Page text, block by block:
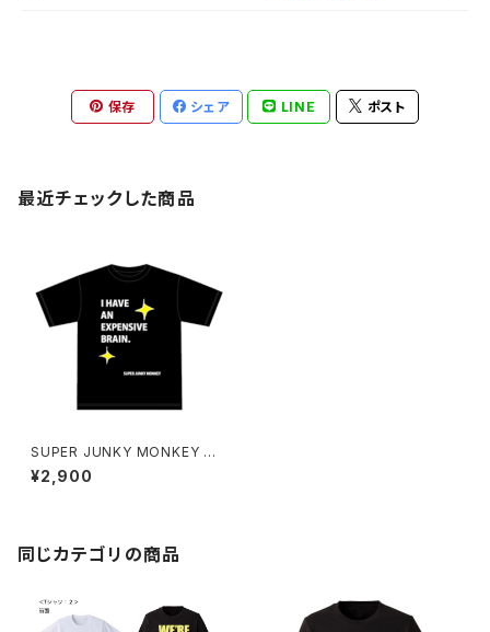
保存 シェア LINE ポスト
最近チェックした商品
SUPER JUNKY MONKEY 高
価な脳みそTシャツ（グリーンキ
ーホルダー付き）
¥2,900
同じカテゴリの商品